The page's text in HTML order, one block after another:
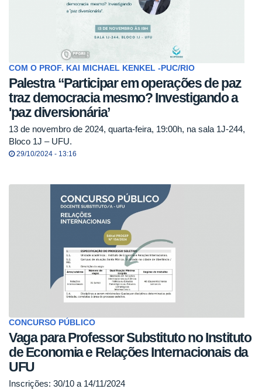
COM O PROF. KAI MICHAEL KENKEL -PUC/RIO
Palestra “Participar em operações de paz
traz democracia mesmo? Investigando a
'paz diversionária’
13 de novembro de 2024, quarta-feira, 19:00h, na sala 1J-244,
Bloco 1J – UFU.
29/10/2024 - 13:16
CONCURSO PÚBLICO
Vaga para Professor Substituto no Instituto
de Economia e Relações Internacionais da
UFU
Inscrições: 30/10 a 14/11/2024